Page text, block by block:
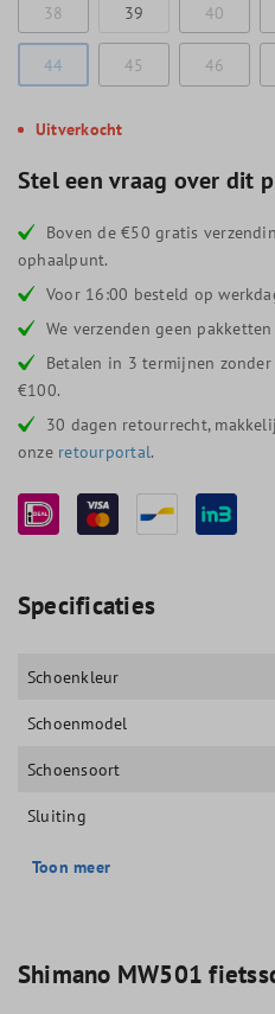
38
39 40
44 45 46
Uitverkocht
Stel een vraag over dit
Boven de €50 gratis
ophaalpunt.
Voor 16:00 besteld op
We verzenden geen
Betalen in 3 termijnen
€100.
30 dagen retourrecht,
onze retourportal.
Specificaties
Schoenkleur
Schoenmodel
Schoensoort
Sluiting
Toon meer
Shimano MW501